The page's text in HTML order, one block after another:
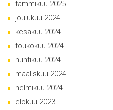
tammikuu 2025
joulukuu 2024
kesäkuu 2024
toukokuu 2024
huhtikuu 2024
maaliskuu 2024
helmikuu 2024
elokuu 2023